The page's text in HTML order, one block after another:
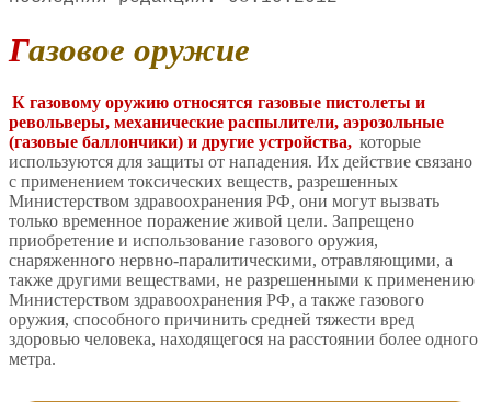
Газовое оружие
К газовому оружию относятся газовые пистолеты и
револьверы, механические распылители, аэрозольные
(газовые баллончики) и другие устройства, которые
используются для защиты от нападения. Их действие связано
с применением токсических веществ, разрешенных
Министерством здравоохранения РФ, они могут вызвать
только временное поражение живой цели. Запрещено
приобретение и использование газового оружия,
снаряженного нервно-паралитическими, отравляющими, а
также другими веществами, не разрешенными к применению
Министерством здравоохранения РФ, а также газового
оружия, способного причинить средней тяжести вред
здоровью человека, находящегося на расстоянии более одного
метра.